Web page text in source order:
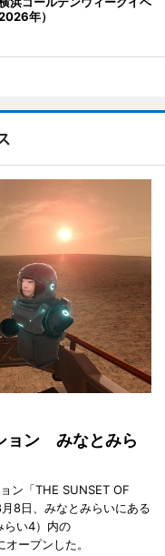
年）
ョン みなとみら
ン「THE SUNSET OF
8日、みなとみらいにある
らい4）内の
ープンした。